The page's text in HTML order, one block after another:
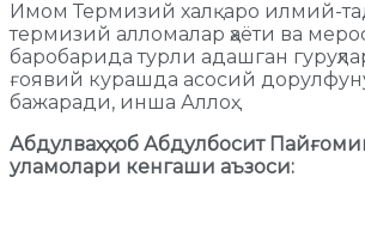
Имом Термизий халқаро илмий-
термизий алломалар ҳаёти ва
баробарида турли адашган
ғоявий курашда асосий
бажаради, инша Аллоҳ.
Абдулваҳҳоб Абдулбосит
уламолари кенгаши аъзоси: